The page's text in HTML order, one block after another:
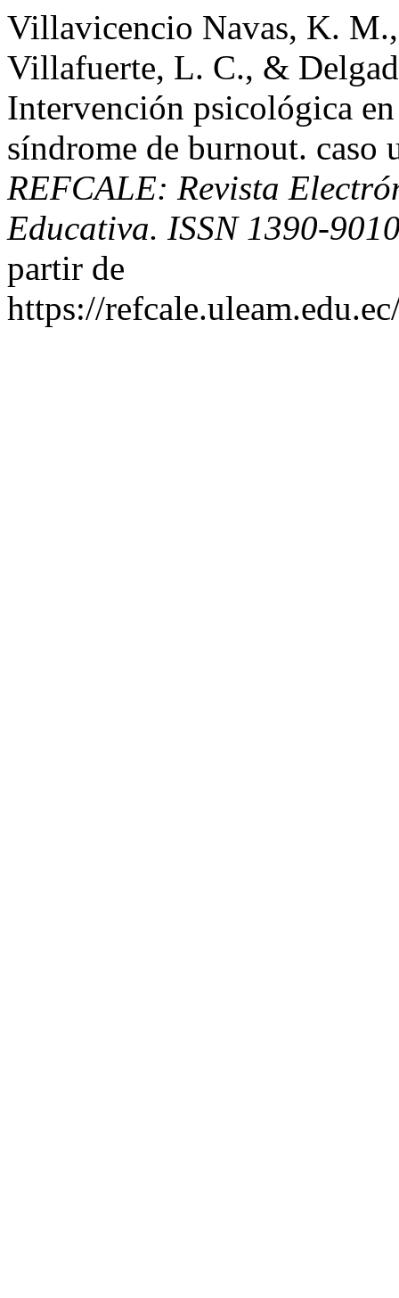
Villavicencio Navas, K.
Villafuerte, L. C., &
Intervención psicológica
síndrome de burnout.
REFCALE: Revista
Educativa. ISSN 1390-
partir de
https://